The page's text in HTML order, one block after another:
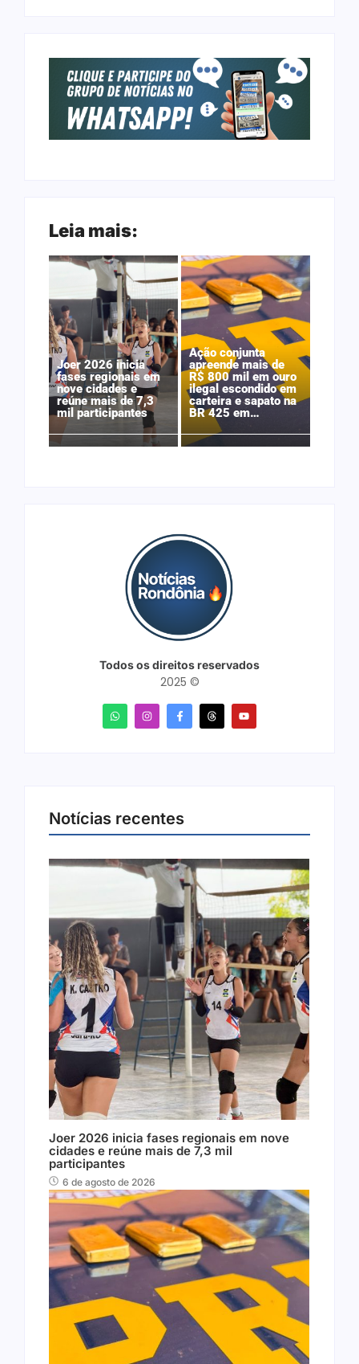
Leia mais:
Joer 2026 inicia
fases regionais em
nove cidades e
reúne mais de 7,3
mil participantes
Ação conjunta
apreende mais de
R$ 800 mil em ouro
ilegal escondido em
carteira e sapato na
BR 425 em…
Todos os direitos reservados
2025 ©
Notícias recentes
Joer 2026 inicia fases regionais em nove
cidades e reúne mais de 7,3 mil
participantes
6 de agosto de 2026